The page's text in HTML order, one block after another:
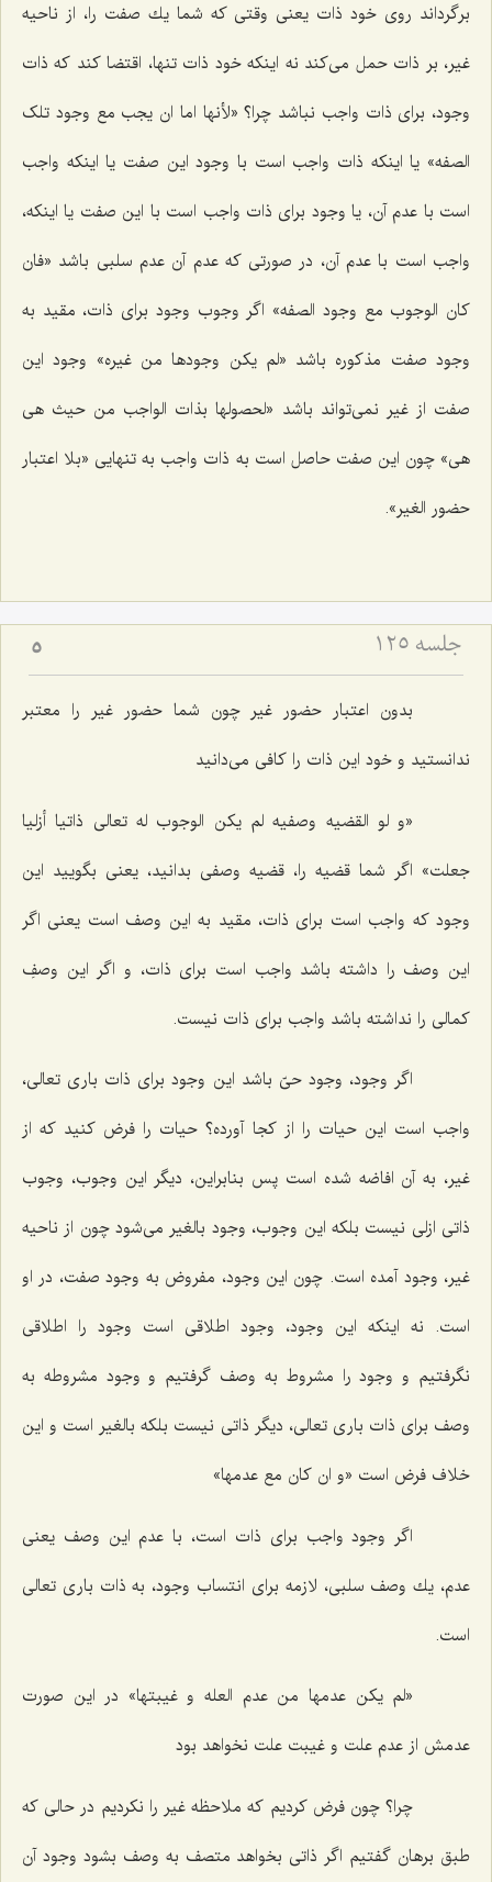
برگرداند روى خود ذات یعنى وقتى كه شما یك صفت را، از ناحیه
غیر، بر ذات حمل مى‌كند نه اینكه خود ذات تنها، اقتضا كند كه ذات
وجود، براى ذات واجب نباشد چرا؟«لأنها اما ان یجب مع وجود تلک
الصفه» یا اینكه ذات واجب است با وجود این صفت یا اینكه واجب
است با عدم آن، یا وجود براى ذات واجب است با این صفت یا اینكه،
واجب است با عدم آن، در صورتى كه عدم آن عدم سلبى باشد «فان
کان الوجوب مع وجود الصفه» اگر وجوب وجود براى ذات، مقید به
وجود صفت مذكوره باشد «لم یکن وجودها من غیره» وجود این
صفت از غیر نمى‌تواند باشد «لحصولها بذات الواجب من حیث هى
هى»چون این صفت حاصل است به ذات واجب به تنهایى «بلا اعتبار
حضور الغیر».
جلسه ۱۲۵ 5
بدون اعتبار حضور غیر چون شما حضور غیر را معتبر
ندانستید و خود این ذات را كافى مى‌دانید
«و لو القضیه وصفیه لم یکن الوجوب له تعالى ذاتیا أزلیا
جعلت» اگر شما قضیه را، قضیه وصفى بدانید، یعنى بگویید این
وجود كه واجب است براى ذات، مقید به این وصف است یعنى اگر
این وصف را داشته باشد واجب است براى ذات، و اگر این وصفِ
كمالى را نداشته باشد واجب براى ذات نیست.
اگر وجود، وجود حىّ باشد این وجود براى ذات بارى تعالى،
واجب است این حیات را از كجا آورده؟ حیات را فرض كنید كه از
غیر، به آن افاضه شده است پس بنابراین، دیگر این وجوب، وجوب
ذاتى ازلى نیست بلكه این وجوب، وجود بالغیر مى‌شود چون از ناحیه
غیر، وجود آمده است. چون این وجود، مفروض به وجود صفت، در او
است. نه اینكه این وجود، وجود اطلاقى است وجود را اطلاقى
نگرفتیم و وجود را مشروط به وصف گرفتیم و وجود مشروطه به
وصف براى ذات بارى تعالى، دیگر ذاتى نیست بلكه بالغیر است و این
خلاف فرض است «و ان كان مع عدمها»
اگر وجود واجب براى ذات است، با عدم این وصف یعنى
عدم، یك وصف سلبى، لازمه براى انتساب وجود، به ذات بارى تعالى
است.
«لم یکن عدمها من عدم العله و غیبتها» در این صورت
عدمش از عدم علت و غیبت علت نخواهد بود
چرا؟ چون فرض كردیم كه ملاحظه غیر را نكردیم در حالى كه
طبق برهان گفتیم اگر ذاتى بخواهد متصف به وصف بشود وجود آن